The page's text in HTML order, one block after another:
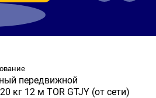
передвижной
кг 12 м TOR GTJY (от сети)